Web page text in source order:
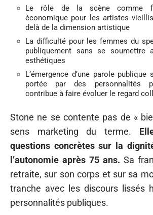
Le rôle de la scène comme
économique pour les artistes
delà de la dimension artistique
La difficulté pour les femmes du
publiquement sans se soumettre
esthétiques
L’émergence d’une parole publique
portée par des personnalités
contribue à faire évoluer le regard
Stone ne se contente pas de «
sens marketing du terme.
questions concrètes sur la
l’autonomie après 75 ans. Sa
retraite, sur son corps et sur sa
tranche avec les discours lissés
personnalités publiques.